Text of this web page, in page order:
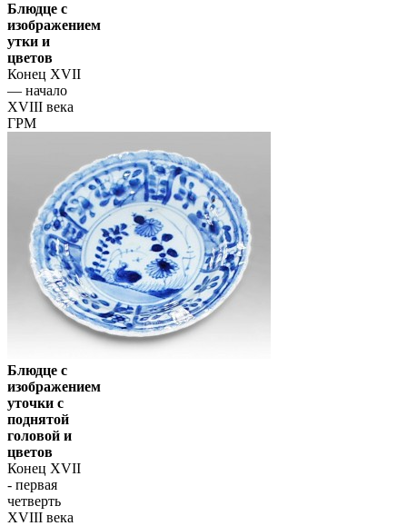
Блюдце с
изображением
утки и
цветов
Конец XVII
— начало
XVIII века
ГРМ
Блюдце с
изображением
уточки с
поднятой
головой и
цветов
Конец XVII
- первая
четверть
XVIII века